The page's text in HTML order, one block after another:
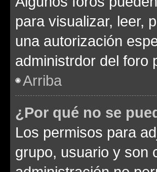
para visualizar, leer,
una autorización
administrdor del foro
Arriba
¿Por qué no se
Los permisos para
grupo, usuario y son